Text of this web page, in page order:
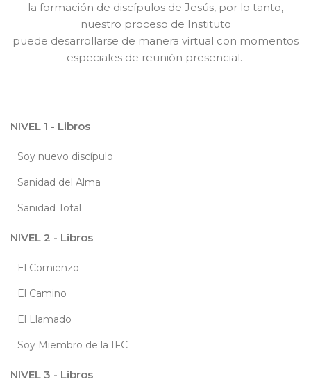
la formación de discípulos de Jesús, por lo tanto,
nuestro proceso de Instituto
puede desarrollarse de manera virtual con momentos
especiales de reunión presencial.
NIVEL 1 - Libros
Soy nuevo discípulo
Sanidad del Alma
Sanidad Total
NIVEL 2 - Libros
El Comienzo
El Camino
El Llamado
Soy Miembro de la IFC
NIVEL 3 - Libros